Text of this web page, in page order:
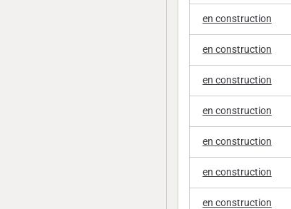
en construction
en construction
en construction
en construction
en construction
en construction
en construction